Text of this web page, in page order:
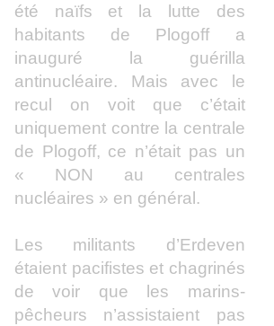
été naïfs et la lutte des
habitants de Plogoff a
inauguré la guérilla
antinucléaire. Mais avec le
recul on voit que c’était
uniquement contre la centrale
de Plogoff, ce n’était pas un
« NON au centrales
nucléaires » en général.
Les militants d’Erdeven
étaient pacifistes et chagrinés
de voir que les marins-
pêcheurs n’assistaient pas